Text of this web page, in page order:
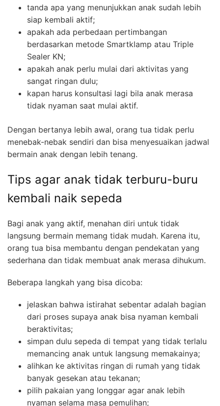
tanda apa yang menunjukkan anak sudah lebih
siap kembali aktif;
apakah ada perbedaan pertimbangan
berdasarkan metode Smartklamp atau Triple
Sealer KN;
apakah anak perlu mulai dari aktivitas yang
sangat ringan dulu;
kapan harus konsultasi lagi bila anak merasa
tidak nyaman saat mulai aktif.
Dengan bertanya lebih awal, orang tua tidak perlu
menebak-nebak sendiri dan bisa menyesuaikan jadwal
bermain anak dengan lebih tenang.
Tips agar anak tidak terburu-buru
kembali naik sepeda
Bagi anak yang aktif, menahan diri untuk tidak
langsung bermain memang tidak mudah. Karena itu,
orang tua bisa membantu dengan pendekatan yang
sederhana dan tidak membuat anak merasa dihukum.
Beberapa langkah yang bisa dicoba:
jelaskan bahwa istirahat sebentar adalah bagian
dari proses supaya anak bisa nyaman kembali
beraktivitas;
simpan dulu sepeda di tempat yang tidak terlalu
memancing anak untuk langsung memakainya;
alihkan ke aktivitas ringan di rumah yang tidak
banyak gesekan atau tekanan;
pilih pakaian yang longgar agar anak lebih
nyaman selama masa pemulihan;